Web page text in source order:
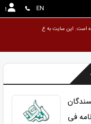
EN
است. این سایت
فی